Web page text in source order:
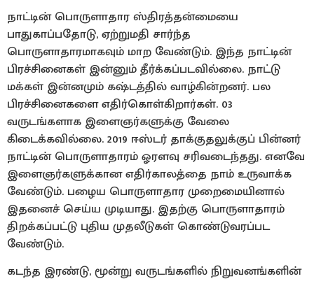
நாட்டின் பொருளாதார ஸ்திரத்தன்மையை
பாதுகாப்பதோடு, ஏற்றுமதி சார்ந்த
பொருளாதாரமாகவும் மாற வேண்டும். இந்த நாட்டின்
பிரச்சினைகள் இன்னும் தீர்க்கப்படவில்லை. நாட்டு
மக்கள் இன்னமும் கஷ்டத்தில் வாழ்கின்றனர். பல
பிரச்சினைகளை எதிர்கொள்கிறார்கள். 03
வருடங்களாக இளைஞர்களுக்கு வேலை
கிடைக்கவில்லை. 2019 ஈஸ்டர் தாக்குதலுக்குப் பின்னர்
நாட்டின் பொருளாதாரம் ஓரளவு சரிவடைந்தது. எனவே
இளைஞர்களுக்கான எதிர்காலத்தை நாம் உருவாக்க
வேண்டும். பழைய பொருளாதார முறைமையினால்
இதனைச் செய்ய முடியாது. இதற்கு பொருளாதாரம்
திறக்கப்பட்டு புதிய முதலீடுகள் கொண்டுவரப்பட
வேண்டும்.
கடந்த இரண்டு, மூன்று வருடங்களில் நிறுவனங்களின்